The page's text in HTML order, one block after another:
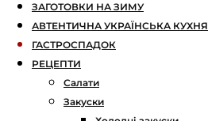
ЗАГОТОВКИ НА ЗИМУ
АВТЕНТИЧНА УКРАЇНСЬКА КУХНЯ
ГАСТРОСПАДОК
РЕЦЕПТИ
Салати
Закуски